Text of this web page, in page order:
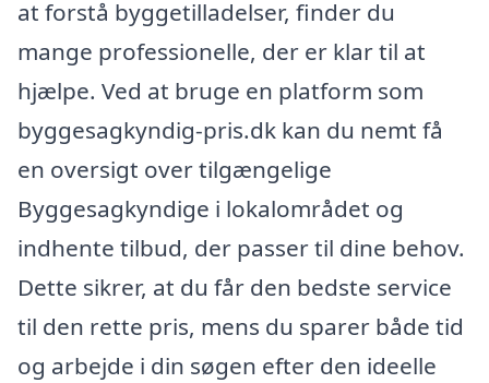
at forstå byggetilladelser, finder du
mange professionelle, der er klar til at
hjælpe. Ved at bruge en platform som
byggesagkyndig-pris.dk kan du nemt få
en oversigt over tilgængelige
Byggesagkyndige i lokalområdet og
indhente tilbud, der passer til dine behov.
Dette sikrer, at du får den bedste service
til den rette pris, mens du sparer både tid
og arbejde i din søgen efter den ideelle